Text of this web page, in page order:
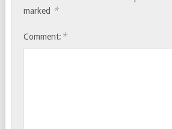
marked *
Comment: *